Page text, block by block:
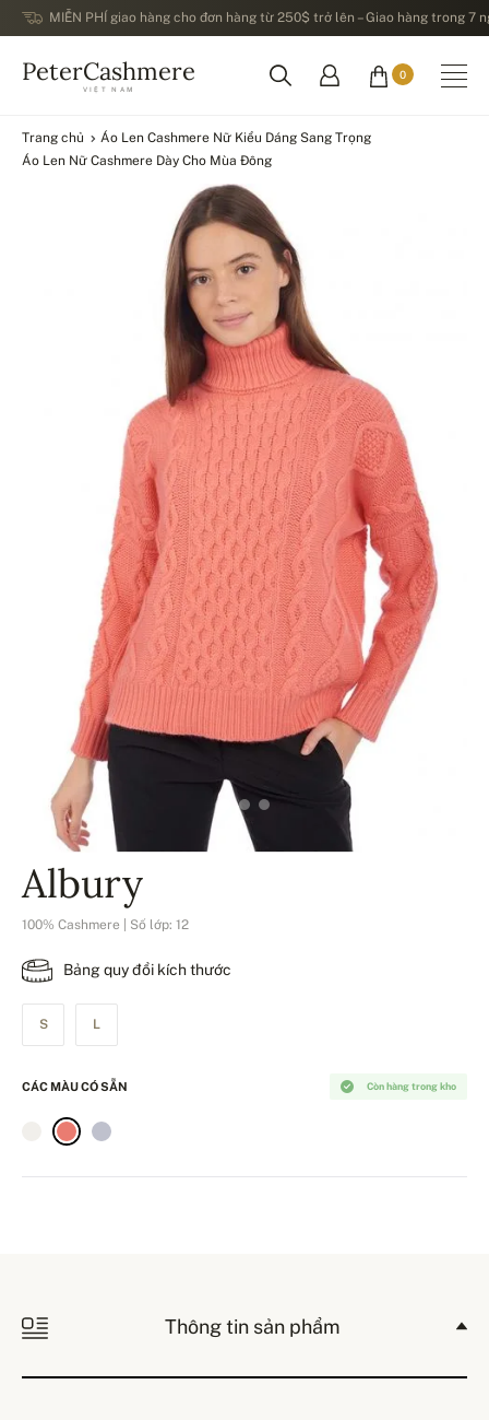
MIỄN PHÍ giao hàng cho đơn hàng từ 250$ trở lên – Giao hàng trong 7
PeterCashmere
VIỆT NAM
0
Trang chủ
Áo Len Cashmere Nữ Kiểu Dáng Sang Trọng
Áo Len Nữ Cashmere Dày Cho Mùa Đông
Albury
100% Cashmere | Số lớp: 12
Bảng quy đổi kích thước
S L
Còn hàng trong kho
CÁC MÀU CÓ SẴN
Thông tin sản phẩm